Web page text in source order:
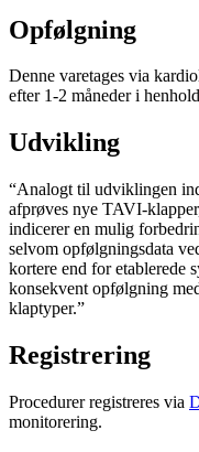
Opfølgning
Denne varetages via
efter 1-2 måneder i
Udvikling
“Analogt til udviklingen
afprøves nye TAVI-
indicerer en mulig
selvom opfølgningsdata
kortere end for etablerede
konsekvent opfølgning
klaptyper.”
Registrering
Procedurer registreres via
monitorering.